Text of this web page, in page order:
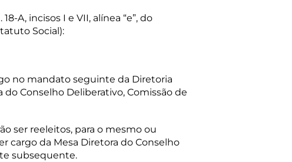
A, incisos I e VII, alínea “e”, do
Social):
no mandato seguinte da Diretoria
Conselho Deliberativo, Comissão de
ser reeleitos, para o mesmo ou
cargo da Mesa Diretora do Conselho
subsequente.